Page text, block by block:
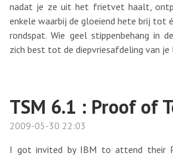
nadat je ze uit het frietvet haalt,
enkele waarbij de gloeiend hete brij tot
rondspat. Wie geel stippenbehang in
zich best tot de diepvriesafdeling van je
TSM 6.1 : Proof of
2009-05-30 22:03
I got invited by IBM to attend their